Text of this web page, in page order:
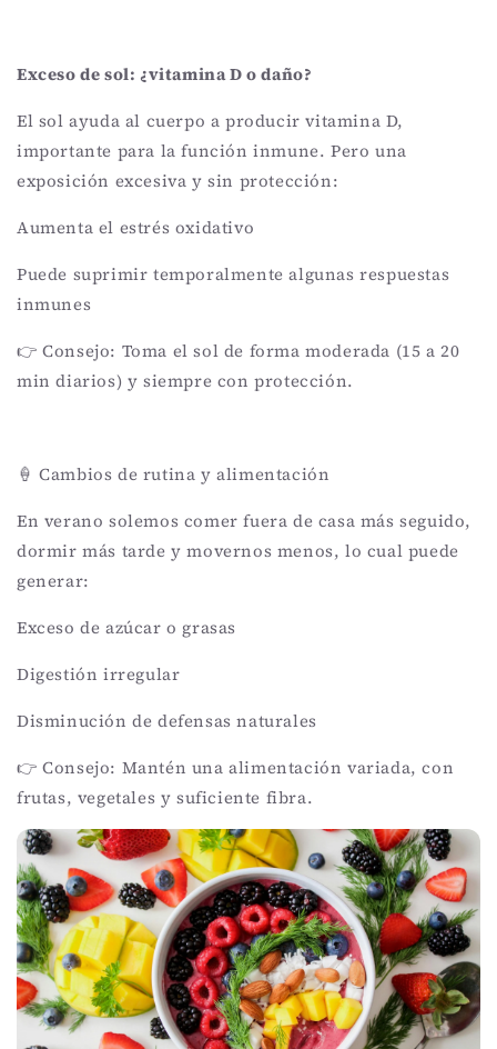
Exceso de sol: ¿vitamina D o daño?
El sol ayuda al cuerpo a producir vitamina D,
importante para la función inmune. Pero una
exposición excesiva y sin protección:
Aumenta el estrés oxidativo
Puede suprimir temporalmente algunas respuestas
inmunes
👉 Consejo: Toma el sol de forma moderada (15 a 20
min diarios) y siempre con protección.
🍦 Cambios de rutina y alimentación
En verano solemos comer fuera de casa más seguido,
dormir más tarde y movernos menos, lo cual puede
generar:
Exceso de azúcar o grasas
Digestión irregular
Disminución de defensas naturales
👉 Consejo: Mantén una alimentación variada, con
frutas, vegetales y suficiente fibra.